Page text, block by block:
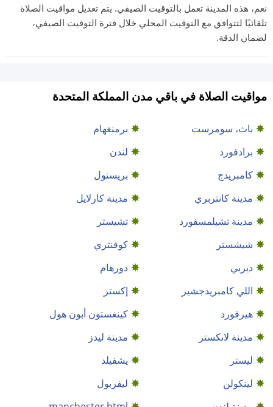
نعم، هذه المدينة تعمل بالتوقيت الصيفي. يتم تعديل مواقيت الصلاة
تلقائيًا لتتوافق مع التوقيت المحلي خلال فترة التوقيت الصيفي،
لضمان الدقة.
مواقيت الصلاة في باقي مدن المملكة المتحدة
باث، سومرست
برمنغهام
برادفورد
لندن
كامبريدج
بريستول
مدينة كانتربري
مدينة كارلايل
مدينة تشيلمسفورد
تشيستر
شيشستر
كوفنتري
ديربي
دورهام
اللي كامبريدجشير
إكستر
هيرفورد
كينغستون أبون هول
مدينة لانكستر
مدينة ليدز
ليستر
يشفيلد
لينكولن
ليفربول